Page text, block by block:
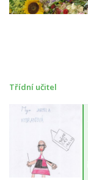
Třídní učitel